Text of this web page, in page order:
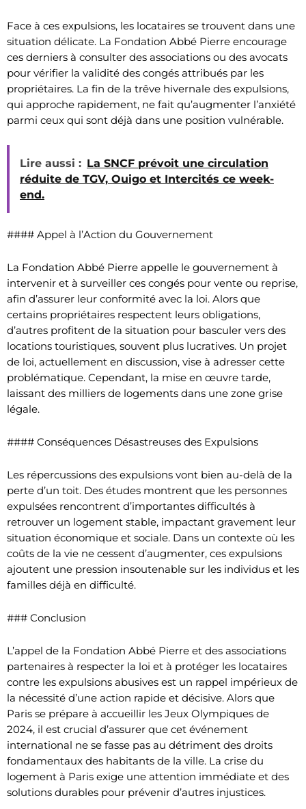
Face à ces expulsions, les locataires se trouvent dans une
situation délicate. La Fondation Abbé Pierre encourage
ces derniers à consulter des associations ou des avocats
pour vérifier la validité des congés attribués par les
propriétaires. La fin de la trêve hivernale des expulsions,
qui approche rapidement, ne fait qu’augmenter l’anxiété
parmi ceux qui sont déjà dans une position vulnérable.
Lire aussi : La SNCF prévoit une circulation
réduite de TGV, Ouigo et Intercités ce week-
end.
#### Appel à l’Action du Gouvernement
La Fondation Abbé Pierre appelle le gouvernement à
intervenir et à surveiller ces congés pour vente ou reprise,
afin d’assurer leur conformité avec la loi. Alors que
certains propriétaires respectent leurs obligations,
d’autres profitent de la situation pour basculer vers des
locations touristiques, souvent plus lucratives. Un projet
de loi, actuellement en discussion, vise à adresser cette
problématique. Cependant, la mise en œuvre tarde,
laissant des milliers de logements dans une zone grise
légale.
#### Conséquences Désastreuses des Expulsions
Les répercussions des expulsions vont bien au-delà de la
perte d’un toit. Des études montrent que les personnes
expulsées rencontrent d’importantes difficultés à
retrouver un logement stable, impactant gravement leur
situation économique et sociale. Dans un contexte où les
coûts de la vie ne cessent d’augmenter, ces expulsions
ajoutent une pression insoutenable sur les individus et les
familles déjà en difficulté.
### Conclusion
L’appel de la Fondation Abbé Pierre et des associations
partenaires à respecter la loi et à protéger les locataires
contre les expulsions abusives est un rappel impérieux de
la nécessité d’une action rapide et décisive. Alors que
Paris se prépare à accueillir les Jeux Olympiques de
2024, il est crucial d’assurer que cet événement
international ne se fasse pas au détriment des droits
fondamentaux des habitants de la ville. La crise du
logement à Paris exige une attention immédiate et des
solutions durables pour prévenir d’autres injustices.